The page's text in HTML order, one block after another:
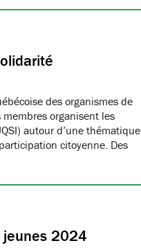
des organismes de
organisent les
autour d’une thématique
citoyenne. Des
2024